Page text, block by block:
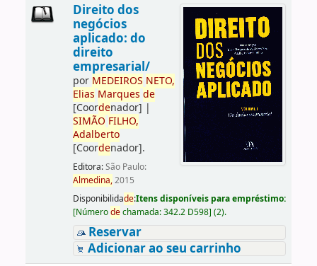
Direito dos
negócios
aplicado: do
direito
empresarial/
por MEDEIROS NETO,
Elias Marques de
[Coordenador] |
SIMÃO FILHO,
Adalberto
[Coordenador].
Editora:São Paulo:
Almedina,2015
Disponibilidade:Itens disponíveis para empréstimo:
[Númerodechamada:342.2 D598] (2).
Reservar
Adicionar ao seu carrinho